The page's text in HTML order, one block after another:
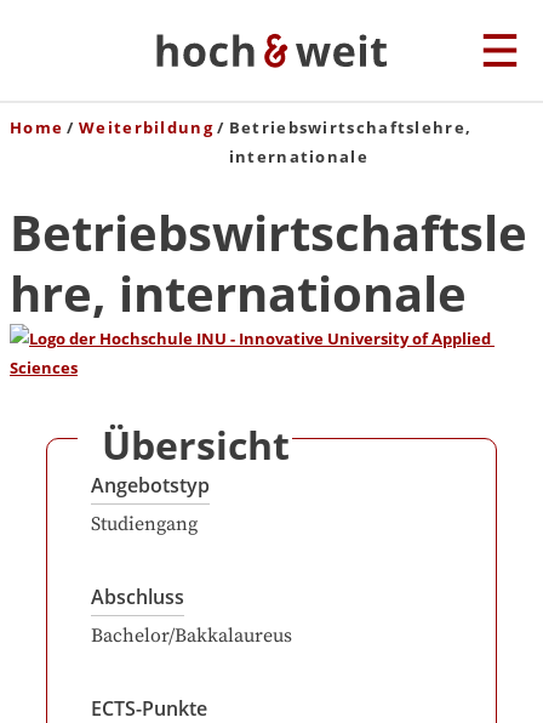
Home Weiterbildung
Betriebswirtschaftslehre,
internationale
Betriebswirtschaftsle
hre, internationale
Übersicht
Angebotstyp
Studiengang
Abschluss
Bachelor/Bakkalaureus
ECTS-Punkte